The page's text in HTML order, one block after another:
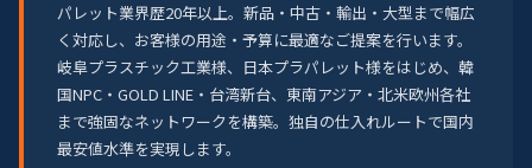
パレット業界歴20年以上。新品・中古・輸出・大型まで幅広
く対応し、お客様の用途・予算に最適なご提案を行います。
岐阜プラスチック工業様、日本プラパレット様をはじめ、韓
国NPC・GOLD LINE・台湾新台、東南アジア・北米欧州各社
まで強固なネットワークを構築。独自の仕入れルートで国内
最安値水準を実現します。